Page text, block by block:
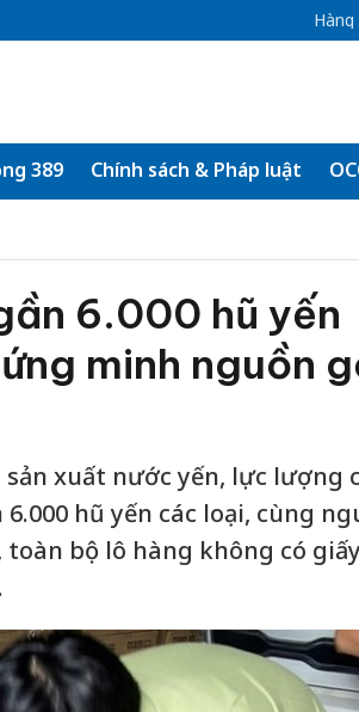
389 Chính sách & Pháp luật
6.000 hũ yến
minh nguồn
xuất nước yến, lực lượng
hũ yến các loại, cùng
bộ lô hàng không có